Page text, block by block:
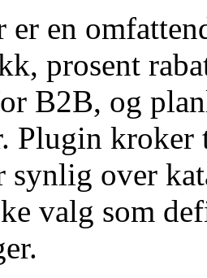
er en
prosent
B2B, og
Plugin
synlig over
valg som